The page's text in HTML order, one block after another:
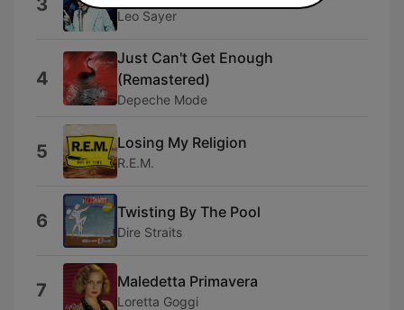
3 Leo Sayer
4
Just Can't Get Enough
(Remastered)
Depeche Mode
5 Losing My Religion
R.E.M.
6 Twisting By The Pool
Dire Straits
7 Maledetta Primavera
Loretta Goggi